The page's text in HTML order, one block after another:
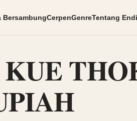
BersambungCerpenGenreTentang
KUE